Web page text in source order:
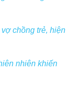
chồng trẻ, hiện
nhiên khiến